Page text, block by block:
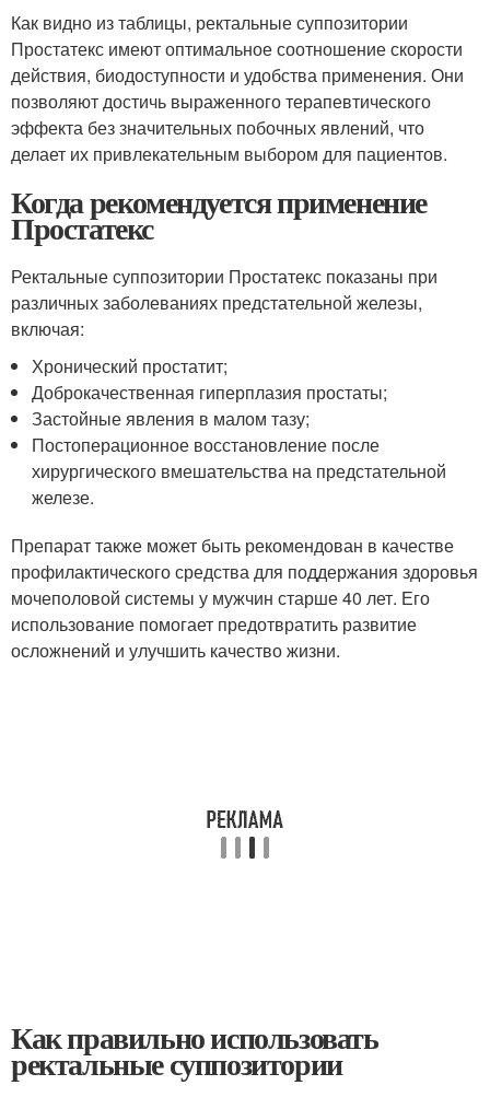
Как видно из таблицы, ректальные суппозитории
Простатекс имеют оптимальное соотношение скорости
действия, биодоступности и удобства применения. Они
позволяют достичь выраженного терапевтического
эффекта без значительных побочных явлений, что
делает их привлекательным выбором для пациентов.
Когда рекомендуется применение
Простатекс
Ректальные суппозитории Простатекс показаны при
различных заболеваниях предстательной железы,
включая:
Хронический простатит;
Доброкачественная гиперплазия простаты;
Застойные явления в малом тазу;
Постоперационное восстановление после
хирургического вмешательства на предстательной
железе.
Препарат также может быть рекомендован в качестве
профилактического средства для поддержания здоровья
мочеполовой системы у мужчин старше 40 лет. Его
использование помогает предотвратить развитие
осложнений и улучшить качество жизни.
Как правильно использовать
ректальные суппозитории